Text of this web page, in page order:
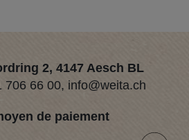
2, 4147 Aesch BL
706 66 00, info@weita.ch
de paiement